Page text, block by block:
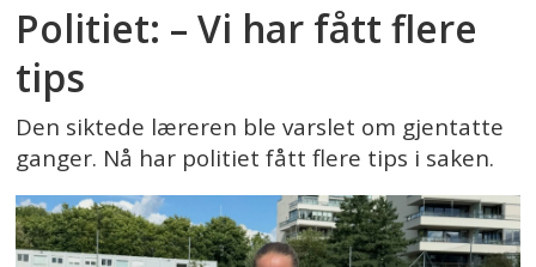
Politiet: – Vi har fått flere
tips
Den siktede læreren ble varslet om gjentatte
ganger. Nå har politiet fått flere tips i saken.